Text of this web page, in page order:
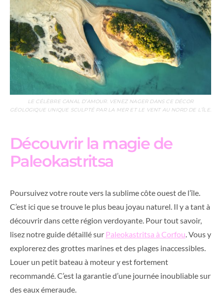
LE CÉLÈBRE CANAL D’AMOUR. VENEZ NAGER DANS CE DÉCOR
GÉOLOGIQUE UNIQUE SCULPTÉ PAR LA MER ET LE VENT AU NORD DE L’ÎLE.
Découvrir la magie de
Paleokastritsa
Poursuivez votre route vers la sublime côte ouest de l’île.
C’est ici que se trouve le plus beau joyau naturel. Il y a tant à
découvrir dans cette région verdoyante. Pour tout savoir,
lisez notre guide détaillé sur Paleokastritsa à Corfou . Vous y
explorerez des grottes marines et des plages inaccessibles.
Louer un petit bateau à moteur y est fortement
recommandé. C’est la garantie d’une journée inoubliable sur
des eaux émeraude.